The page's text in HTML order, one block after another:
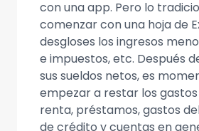
con una app. Pero lo
comenzar con una hoja de
desgloses los ingresos
e impuestos, etc. Después
sus sueldos netos, es
empezar a restar los
renta, préstamos, gastos
de crédito y cuentas en